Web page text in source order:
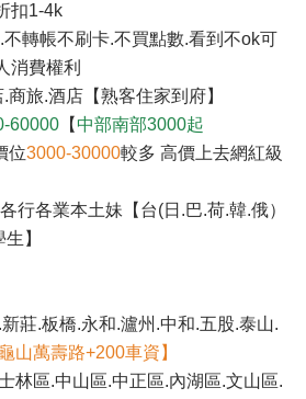
扣1-4k
不轉帳不刷卡.不買點數.看到不ok可
消費權利
商旅.酒店【熟客住家到府】
60000 【中部南部3000起
位3000-30000較多 高價上去網紅級
行各業本土妹【台(日.巴.荷.韓.俄）
】
莊.板橋.永和.瀘州.中和.五股.泰山.
山萬壽路+200車資】
林區.中山區.中正區.內湖區.文山區.